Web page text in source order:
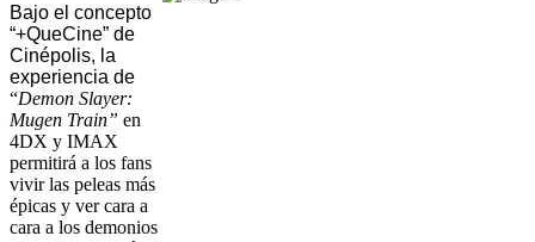
Bajo el concepto
“+QueCine” de
Cinépolis, la
experiencia de
“Demon Slayer:
Mugen Train” en
4DX y IMAX
permitirá a los fans
vivir las peleas más
épicas y ver cara a
cara a los demonios